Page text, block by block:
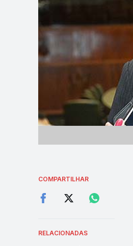
COMPARTILHAR
RELACIONADAS